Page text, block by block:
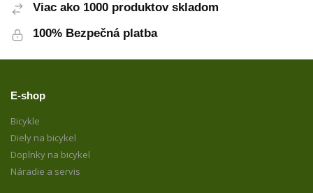
Viac ako 1000 produktov skladom
100% Bezpečná platba
E-shop
Bicykle
Diely na bicykel
Doplnky na bicykel
Náradie a servis